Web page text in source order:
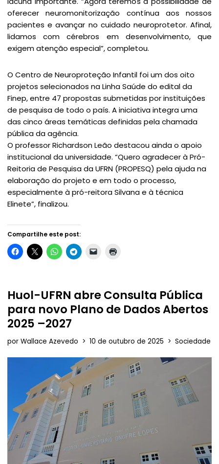
oferecer neuromonitorização contínua aos nossos
pacientes e avançar no cuidado neuroprotetor. Afinal,
lidamos com cérebros em desenvolvimento, que
exigem atenção especial”, completou.
O Centro de Neuroproteção Infantil foi um dos oito
projetos selecionados na Linha Saúde do edital da
Finep, entre 47 propostas submetidas por instituições
de pesquisa de todo o país. A iniciativa integra uma
das cinco áreas temáticas definidas pela chamada
pública da agência.
O professor Richardson Leão destacou ainda o apoio
institucional da universidade. “Quero agradecer à Pró-
Reitoria de Pesquisa da UFRN (PROPESQ) pela ajuda na
elaboração do projeto e em todo o processo,
especialmente à pró-reitora Silvana e à técnica
Elinete”, finalizou.
Compartilhe este post:
Huol-UFRN abre Consulta Pública
para novo Plano de Dados Abertos
2025 –2027
por Wallace Azevedo 10 de outubro de 2025 Sociedade